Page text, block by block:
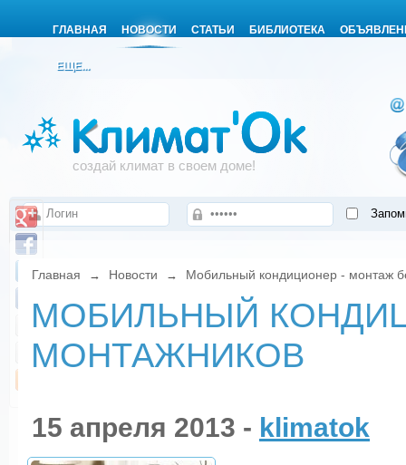
ГЛАВНАЯ НОВОСТИ СТАТЬИ БИБЛИОТЕКА
ЕЩЕ...
создай климат в своем доме!
Главная → Новости → Мобильный кондиционер - монтаж
МОБИЛЬНЫЙ
МОНТАЖНИКОВ
15 апреля 2013 - klimatok